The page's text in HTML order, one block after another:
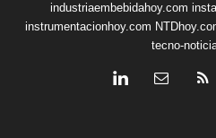
industriaembebidahoy.com
instrumentacionhoy.com
tecno-